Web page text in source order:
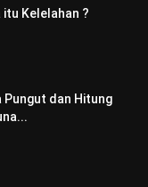
itu Kelelahan ?
Pungut dan Hitung